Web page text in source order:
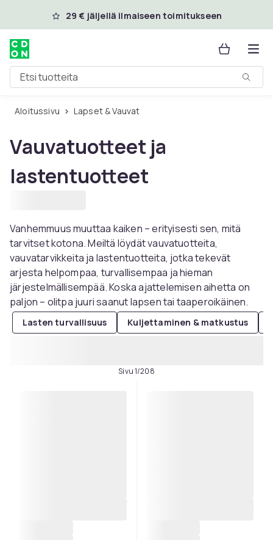
Ohita ja siirry pääsisältöön
29 € jäljellä ilmaiseen toimitukseen
Etsi tuotteita
Aloitussivu Lapset & Vauvat
Vauvatuotteet ja
lastentuotteet
Vanhemmuus muuttaa kaiken – erityisesti sen, mitä
tarvitset kotona. Meiltä löydät vauvatuotteita,
vauvatarvikkeita ja lastentuotteita, jotka tekevät
arjesta helpompaa, turvallisempaa ja hieman
järjestelmällisempää. Koska ajattelemisen aihetta on
paljon – olitpa juuri saanut lapsen tai taaperoikäinen.
Lasten turvallisuus Kuljettaminen & matkustus
Sivu 1/208